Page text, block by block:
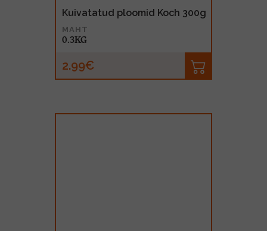
Kuivatatud ploomid Koch 300g
MAHT
0.3KG
2.99€